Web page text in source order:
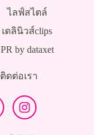
ไลฟ์สไตล์
เดลินิวส์clips
PR by dataxet
ติดต่อเรา